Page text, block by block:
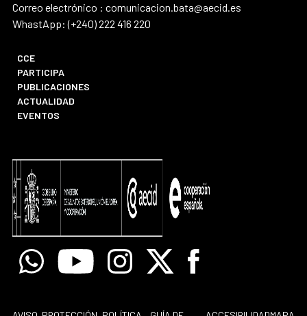
Correo electrónico : comunicacion.bata@aecid.es
WhastApp: (+240) 222 416 220
CCE
PARTICIPA
PUBLICACIONES
ACTUALIDAD
EVENTOS
WhatsappYoutube Instagram
X Facebook